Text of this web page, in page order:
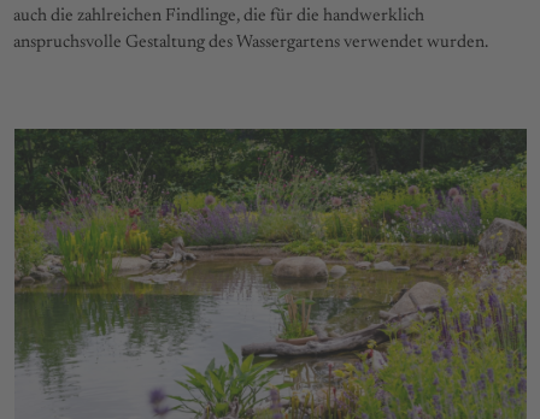
auch die zahlreichen Findlinge, die für die handwerklich
anspruchsvolle Gestaltung des Wassergartens verwendet wurden.
Use
the
and
right
arrow
access
carousel